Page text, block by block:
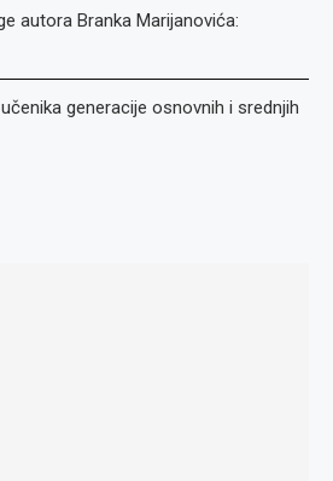
autora Branka Marijanovića:
generacije osnovnih i srednjih